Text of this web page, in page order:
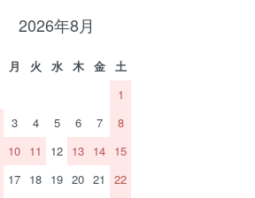
2026年8月
月 火 水 木 金
土
1
3 4 5 6 7
8
10 11 12 13 14 15
17 18 19 20 21
22